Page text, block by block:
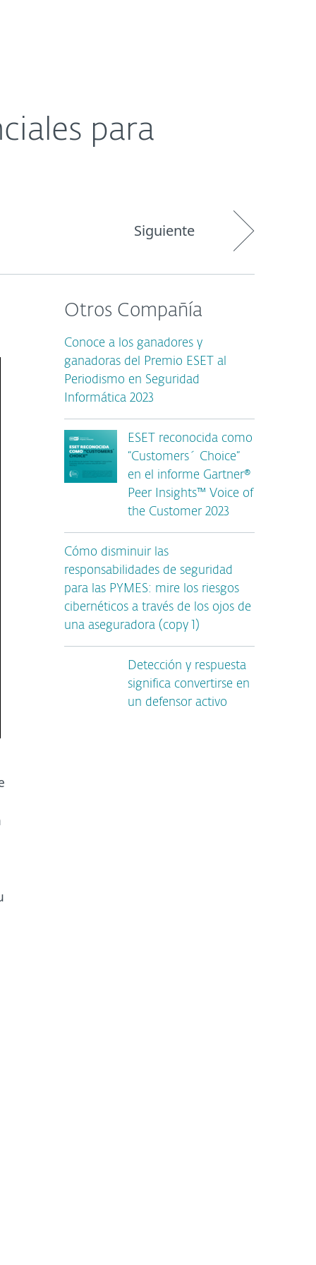
para
Siguiente
Otros Compañía
Conoce a los ganadores y
ganadoras del Premio ESET al
Periodismo en Seguridad
Informática 2023
ESET reconocida como
“Customers´ Choice”
en el informe Gartner®
Peer Insights™ Voice of
the Customer 2023
Cómo disminuir las
responsabilidades de seguridad
para las PYMES: mire los riesgos
cibernéticos a través de los ojos de
una aseguradora (copy 1)
Detección y respuesta
significa convertirse en
un defensor activo